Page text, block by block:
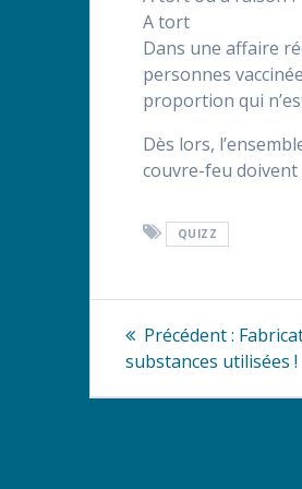
A tort
Dans une affaire
personnes
proportion qui
Dès lors,
couvre-feu doivent
QUIZZ
de
Précédent : Article
substances utilisées !